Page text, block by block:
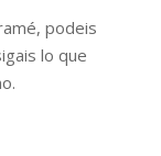
podeis
lo que